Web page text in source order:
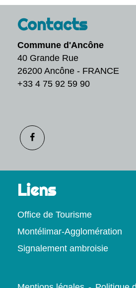
Contacts
Commune d'Ancône
40 Grande Rue
26200 Ancône - FRANCE
+33 4 75 92 59 90
Liens
Office de Tourisme
Montélimar-Agglomération
Signalement ambroisie